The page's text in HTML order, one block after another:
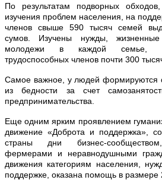
По результатам подворных
изучения проблем населения, на
членов свыше 590 тысяч семей
сумов. Изучены нужды,
молодежи в каждой семье,
трудоспособных членов почти 300
Самое важное, у людей формируются
из бедности за счет
предпринимательства.
Еще одним ярким проявлением
движение «Доброта и поддержка»,
страны дни бизнес-
фермерами и неравнодушными
движения категориям населения,
поддержке, оказана помощь в размере